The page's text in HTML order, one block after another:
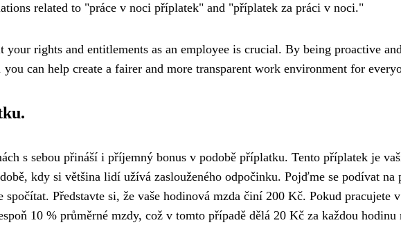
related to "práce v noci příplatek" and "příplatek za práci v noci."
your rights and entitlements as an employee is crucial. By being proactive
can help create a fairer and more transparent work environment for
s sebou přináší i příjemný bonus v podobě příplatku. Tento příplatek je
kdy si většina lidí užívá zaslouženého odpočinku. Pojďme se podívat na
Představte si, že vaše hodinová mzda činí 200 Kč. Pokud pracujete
10 % průměrné mzdy, což v tomto případě dělá 20 Kč za každou hodinu